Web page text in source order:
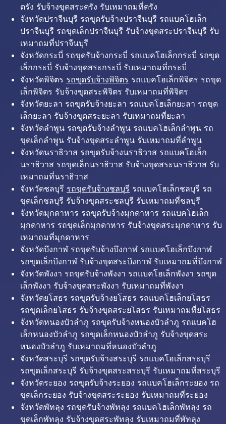
ตรัง รับจ้างขุดสระตรัง รับเหมาถมที่ตรัง
จังหวัดปราจีนบุรี รถขุดรับจ้างปราจีนบุรี รถแบคโฮเล็ก
ปราจีนบุรี รถขุดเล็กปราจีนบุรี รับจ้างขุดสระปราจีนบุรี รับ
เหมาถมที่ปราจีนบุรี
จังหวัดกระบี่ รถขุดรับจ้างกระบี่ รถแบคโฮเล็กกระบี่ รถขุด
เล็กกระบี่ รับจ้างขุดสระกระบี่ รับเหมาถมที่กระบี่
จังหวัดพิจิตร รถขุดรับจ้างพิจิตร รถแบคโฮเล็กพิจิตร รถขุด
เล็กพิจิตร รับจ้างขุดสระพิจิตร รับเหมาถมที่พิจิตร
จังหวัดยะลา รถขุดรับจ้างยะลา รถแบคโฮเล็กยะลา รถขุด
เล็กยะลา รับจ้างขุดสระยะลา รับเหมาถมที่ยะลา
จังหวัดลำพูน รถขุดรับจ้างลำพูน รถแบคโฮเล็กลำพูน รถ
ขุดเล็กลำพูน รับจ้างขุดสระลำพูน รับเหมาถมที่ลำพูน
จังหวัดนราธิวาส รถขุดรับจ้างนราธิวาส รถแบคโฮเล็ก
นราธิวาส รถขุดเล็กนราธิวาส รับจ้างขุดสระนราธิวาส รับ
เหมาถมที่นราธิวาส
จังหวัดชลบุรี รถขุดรับจ้างชลบุรี รถแบคโฮเล็กชลบุรี รถ
ขุดเล็กชลบุรี รับจ้างขุดสระชลบุรี รับเหมาถมที่ชลบุรี
จังหวัดมุกดาหาร รถขุดรับจ้างมุกดาหาร รถแบคโฮเล็ก
มุกดาหาร รถขุดเล็กมุกดาหาร รับจ้างขุดสระมุกดาหาร รับ
เหมาถมที่มุกดาหาร
จังหวัดบึงกาฬ รถขุดรับจ้างบึงกาฬ รถแบคโฮเล็กบึงกาฬ
รถขุดเล็กบึงกาฬ รับจ้างขุดสระบึงกาฬ รับเหมาถมที่บึงกาฬ
จังหวัดพังงา รถขุดรับจ้างพังงา รถแบคโฮเล็กพังงา รถขุด
เล็กพังงา รับจ้างขุดสระพังงา รับเหมาถมที่พังงา
จังหวัดยโสธร รถขุดรับจ้างยโสธร รถแบคโฮเล็กยโสธร
รถขุดเล็กยโสธร รับจ้างขุดสระยโสธร รับเหมาถมที่ยโสธร
จังหวัดหนองบัวลำภู รถขุดรับจ้างหนองบัวลำภู รถแบคโฮ
เล็กหนองบัวลำภู รถขุดเล็กหนองบัวลำภู รับจ้างขุดสระ
หนองบัวลำภู รับเหมาถมที่หนองบัวลำภู
จังหวัดสระบุรี รถขุดรับจ้างสระบุรี รถแบคโฮเล็กสระบุรี
รถขุดเล็กสระบุรี รับจ้างขุดสระสระบุรี รับเหมาถมที่สระบุรี
จังหวัดระยอง รถขุดรับจ้างระยอง รถแบคโฮเล็กระยอง รถ
ขุดเล็กระยอง รับจ้างขุดสระระยอง รับเหมาถมที่ระยอง
จังหวัดพัทลุง รถขุดรับจ้างพัทลุง รถแบคโฮเล็กพัทลุง รถ
ขุดเล็กพัทลุง รับจ้างขุดสระพัทลุง รับเหมาถมที่พัทลุง